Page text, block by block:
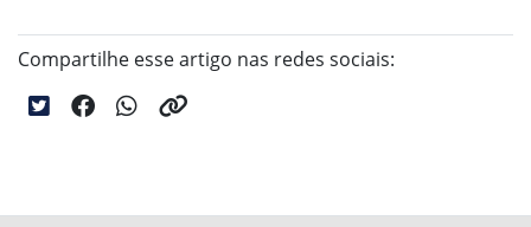
Compartilhe esse artigo nas redes sociais: